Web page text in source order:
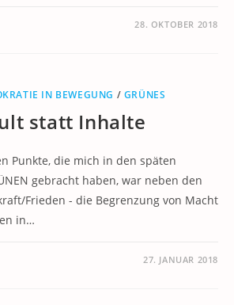
28. OKTOBER 2018
IN BEWEGUNG / GRÜNES
statt Inhalte
Punkte, die mich in den späten
gebracht haben, war neben den
Frieden - die Begrenzung von Macht
in…
27. JANUAR 2018